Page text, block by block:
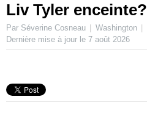
Liv Tyler enceinte?
Par Séverine Cosneau
Washington
Dernière mise à jour le 7 août 2026